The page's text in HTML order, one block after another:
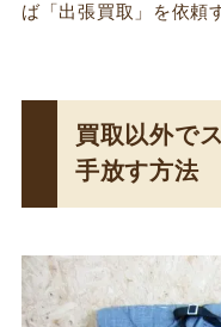
ば「出張買取」を依頼
買取以外で
手放す方法